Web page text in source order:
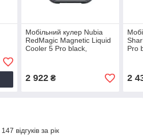
Мобільний кулер Nubia
RedMagic Magnetic Liquid
Cooler 5 Pro black,
смартфонів зі швидким
2 922₴
Pro
2
відгуків за рік